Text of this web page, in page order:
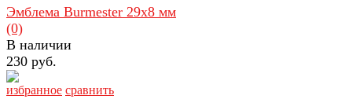
избранное сравнить
Эмблема Burmester 29х8 мм
(0)
В наличии
230 руб.